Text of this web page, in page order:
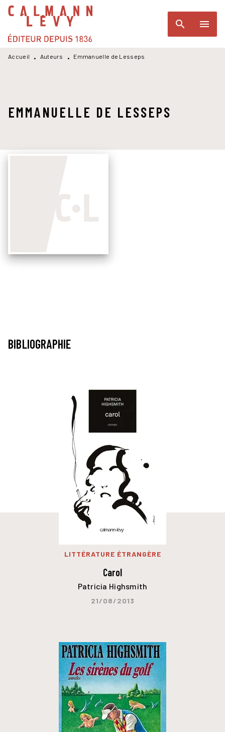
MENU RECHERCHE
PIED DE PAGE
search menu
Accueil • Auteurs • Emmanuelle de Lesseps
EMMANUELLE DE LESSEPS
BIBLIOGRAPHIE
LITTÉRATURE ÉTRANGÈRE
Carol
Patricia Highsmith
21/08/2013